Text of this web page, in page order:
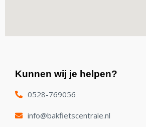
Kunnen wij je helpen?
0528-769056
info@bakfietscentrale.nl